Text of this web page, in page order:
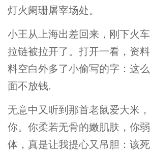
灯火阑珊屠宰场处。
小王从上海出差回来，刚下火
拉链被拉开了。打开一看，资
料空白外多了小偷写的字：这
面不放钱.
无意中又听到那首老鼠爱大米
你。你柔若无骨的嫩肌肤，你
体，真是让我提心又吊胆：该